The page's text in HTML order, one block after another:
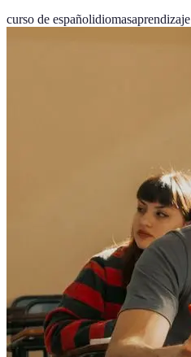
curso de españolidiomasaprendizaje